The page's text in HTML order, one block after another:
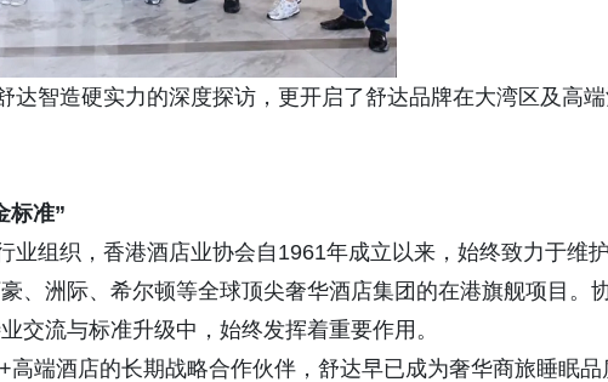
智造硬实力的深度探访，更开启了舒达品牌在大湾区及高
标准”
组织，香港酒店业协会自1961年成立以来，始终致力于维护
、洲际、希尔顿等全球顶尖奢华酒店集团的在港旗舰项目。
交流与标准升级中，始终发挥着重要作用。
端酒店的长期战略合作伙伴，舒达早已成为奢华商旅睡眠品